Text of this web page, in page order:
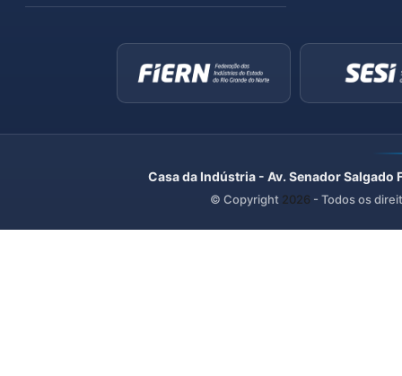
Casa da Indústria - Av. Senador
© Copyright 2026 - Todos os